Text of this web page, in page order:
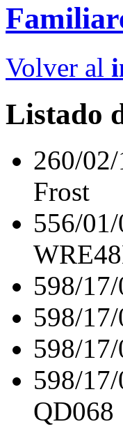
Volver al
Listado
260/
Frost
556/
598/
598/17/
598/
598/
QD068